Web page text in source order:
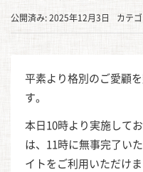
公開済み: 2025年12月3日 カテ
平素より格別のご愛顧
す。
本日10時より実施して
は、11時に無事完了い
イトをご利用いただけま